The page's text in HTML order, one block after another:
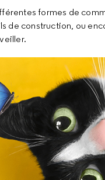
formes de
construction, ou